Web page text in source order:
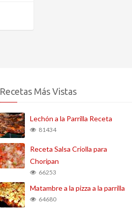
Recetas Más Vistas
Lechón a la Parrilla Receta
81434
Receta Salsa Criolla para
Choripan
66253
Matambre a la pizza a la parrilla
64680